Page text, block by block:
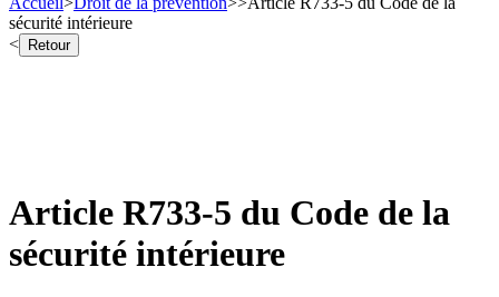
sécurité intérieure
<
Retour
Article R733-5 du Code de la
sécurité intérieure